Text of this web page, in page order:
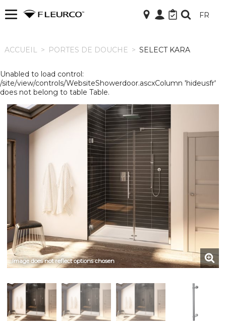
ACCUEIL FR
ACCUEIL > PORTES DE DOUCHE > SELECT KARA
Unabled to load control:
/site/view/controls/WebsiteShowerdoor.ascxColumn 'hideusfr'
does not belong to table Table.
Image does not reflect options chosen